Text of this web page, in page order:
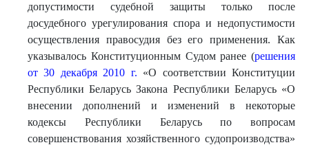
допустимости судебной защиты только после
досудебного урегулирования спора и недопустимости
осуществления правосудия без его применения. Как
указывалось Конституционным Судом ранее (решения
от 30 декабря 2010 г. «О соответствии Конституции
Республики Беларусь Закона Республики Беларусь «О
внесении дополнений и изменений в некоторые
кодексы Республики Беларусь по вопросам
совершенствования хозяйственного судопроизводства»